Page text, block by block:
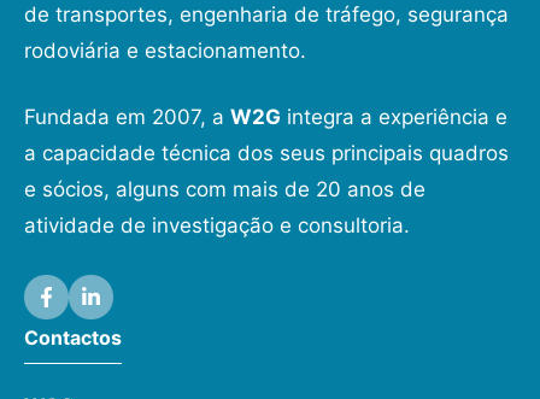
de transportes, engenharia de tráfego, segurança
rodoviária e estacionamento.
Fundada em 2007, a W2G integra a experiência e
a capacidade técnica dos seus principais quadros
e sócios, alguns com mais de 20 anos de
atividade de investigação e consultoria.
Contactos